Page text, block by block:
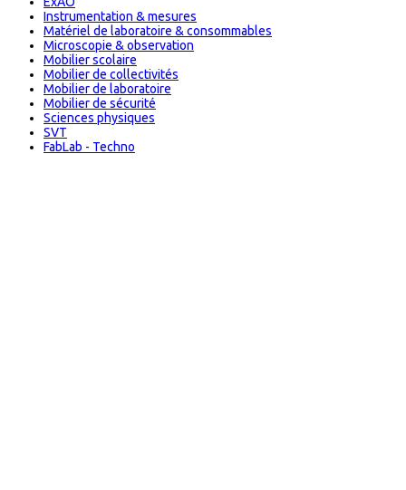
Instrumentation & mesures
Matériel de laboratoire & consommables
Microscopie & observation
Mobilier scolaire
Mobilier de collectivités
Mobilier de laboratoire
Mobilier de sécurité
Sciences physiques
SVT
FabLab - Techno